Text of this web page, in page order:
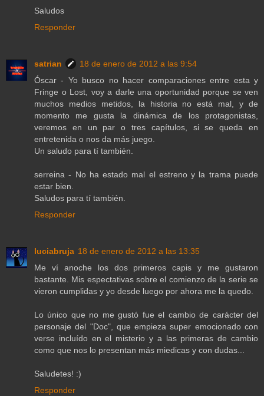
Saludos
Responder
satrian
18 de enero de 2012 a las 9:54
Óscar - Yo busco no hacer comparaciones entre esta y
Fringe o Lost, voy a darle una oportunidad porque se ven
muchos medios metidos, la historia no está mal, y de
momento me gusta la dinámica de los protagonistas,
veremos en un par o tres capítulos, si se queda en
entretenida o nos da más juego.
Un saludo para tí también.
serreina - No ha estado mal el estreno y la trama puede
estar bien.
Saludos para tí también.
Responder
luciabruja 18 de enero de 2012 a las 13:35
Me ví anoche los dos primeros capis y me gustaron
bastante. Mis espectativas sobre el comienzo de la serie se
vieron cumplidas y yo desde luego por ahora me la quedo.
Lo único que no me gustó fue el cambio de carácter del
personaje del "Doc", que empieza super emocionado con
verse incluído en el misterio y a las primeras de cambio
como que nos lo presentan más miedicas y con dudas...
Saludetes! :)
Responder